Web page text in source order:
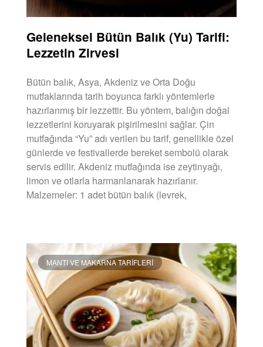
Geleneksel Bütün Balık (Yu) Tarifi:
Lezzetin Zirvesi
Bütün balık, Asya, Akdeniz ve Orta Doğu
mutfaklarında tarih boyunca farklı yöntemlerle
hazırlanmış bir lezzettir. Bu yöntem, balığın doğal
lezzetlerini koruyarak pişirilmesini sağlar. Çin
mutfağında “Yu” adı verilen bu tarif, genellikle özel
günlerde ve festivallerde bereket sembolü olarak
servis edilir. Akdeniz mutfağında ise zeytinyağı,
limon ve otlarla harmanlanarak hazırlanır.
Malzemeler: 1 adet bütün balık (levrek,
MANTI VE MAKARNA TARIFLERI